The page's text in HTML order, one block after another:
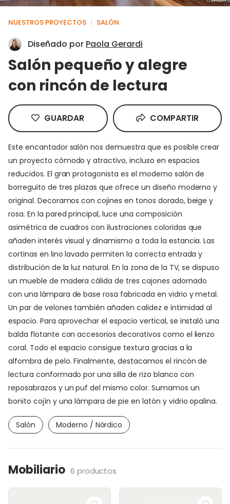
NUESTROS PROYECTOS / SALÓN
Diseñado por Paola Gerardi
Salón pequeño y alegre
con rincón de lectura
GUARDAR COMPARTIR
Este encantador salón nos demuestra que es posible crear
un proyecto cómodo y atractivo, incluso en espacios
reducidos. El gran protagonista es el moderno salón de
borreguito de tres plazas que ofrece un diseño moderno y
original. Decoramos con cojines en tonos dorado, beige y
rosa. En la pared principal, luce una composición
asimétrica de cuadros con ilustraciones coloridas que
añaden interés visual y dinamismo a toda la estancia. Las
cortinas en lino lavado permiten la correcta entrada y
distribución de la luz natural. En la zona de la TV, se dispuso
un mueble de madera cálida de tres cajones adornado
con una lámpara de base rosa fabricada en vidrio y metal.
Un par de velones también añaden calidez e intimidad al
espacio. Para aprovechar el espacio vertical, se instaló una
balda flotante con accesorios decorativos como el lienzo
coral. Todo el espacio consigue textura gracias a la
alfombra de pelo. Finalmente, destacamos el rincón de
lectura conformado por una silla de rizo blanco con
reposabrazos y un puf del mismo color. Sumamos un
bonito cojín y una lámpara de pie en latón y vidrio opalina.
Salón Moderno / Nórdico
Mobiliario 6 productos